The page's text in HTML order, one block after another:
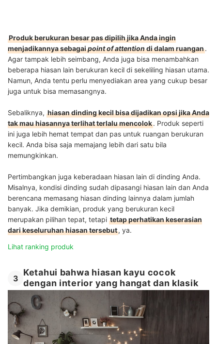
Produk berukuran besar pas dipilih jika Anda ingin
menjadikannya sebagaipoint of attentiondi dalam ruangan.
Agar tampak lebih seimbang, Anda juga bisa menambahkan
beberapa hiasan lain berukuran kecil di sekeliling hiasan utama.
Namun, Anda tentu perlu menyediakan area yang cukup besar
juga untuk bisa memasangnya.
Sebaliknya, hiasan dinding kecil bisa dijadikan opsi jika Anda
tak mau hiasannya terlihat terlalu mencolok. Produk seperti
ini juga lebih hemat tempat dan pas untuk ruangan berukuran
kecil. Anda bisa saja memajang lebih dari satu bila
memungkinkan.
Pertimbangkan juga keberadaan hiasan lain di dinding Anda.
Misalnya, kondisi dinding sudah dipasangi hiasan lain dan Anda
berencana memasang hiasan dinding lainnya dalam jumlah
banyak. Jika demikian, produk yang berukuran kecil
merupakan pilihan tepat, tetapi tetap perhatikan keserasian
dari keseluruhan hiasan tersebut, ya.
Lihat ranking produk
3
Ketahui bahwa hiasan kayu cocok
dengan interior yang hangat dan klasik